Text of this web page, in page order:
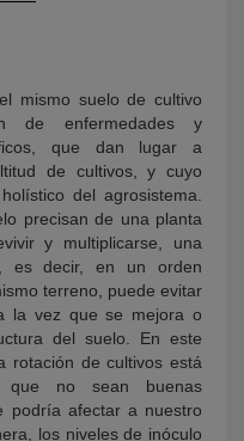
mismo suelo de cultivo
de enfermedades y
que dan lugar a
de cultivos, y cuyo
del agrosistema.
precisan de una planta
y multiplicarse, una
es decir, en un orden
terreno, puede evitar
la vez que se mejora o
del suelo. En este
rotación de cultivos está
que no sean buenas
podría afectar a nuestro
los niveles de inóculo